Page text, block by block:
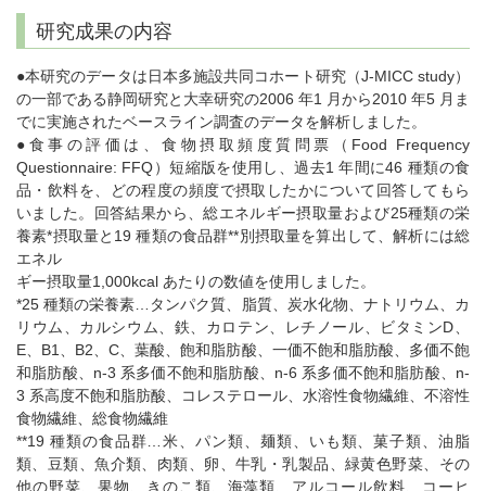
研究成果の内容
●本研究のデータは日本多施設共同コホート研究（J-MICC study）
の一部である静岡研究と大幸研究の2006 年1 月から2010 年5 月ま
でに実施されたベースライン調査のデータを解析しました。
●食事の評価は、食物摂取頻度質問票（Food Frequency
Questionnaire: FFQ）短縮版を使用し、過去1 年間に46 種類の食
品・飲料を、どの程度の頻度で摂取したかについて回答してもら
いました。回答結果から、総エネルギー摂取量および25種類の栄
養素*摂取量と19 種類の食品群**別摂取量を算出して、解析には総
エネル
ギー摂取量1,000kcal あたりの数値を使用しました。
*25 種類の栄養素…タンパク質、脂質、炭水化物、ナトリウム、カ
リウム、カルシウム、鉄、カロテン、レチノール、ビタミンD、
E、B1、B2、C、葉酸、飽和脂肪酸、一価不飽和脂肪酸、多価不飽
和脂肪酸、n-3 系多価不飽和脂肪酸、n-6 系多価不飽和脂肪酸、n-
3 系高度不飽和脂肪酸、コレステロール、水溶性食物繊維、不溶性
食物繊維、総食物繊維
**19 種類の食品群…米、パン類、麺類、いも類、菓子類、油脂
類、豆類、魚介類、肉類、卵、牛乳・乳製品、緑黄色野菜、その
他の野菜、果物、きのこ類、海藻類、アルコール飲料、コーヒ